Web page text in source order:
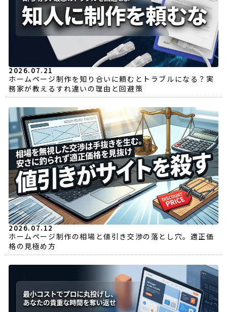
2026.07.21
ホームページ制作を知り合いに頼むとトラブルになる？実
務家が教えるすれ違いの理由と回避策
2026.07.12
ホームページ制作の相場と値引き交渉の落とし穴。適正価
格の見極め方